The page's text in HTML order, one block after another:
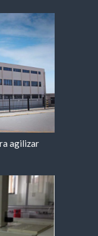
agilizar